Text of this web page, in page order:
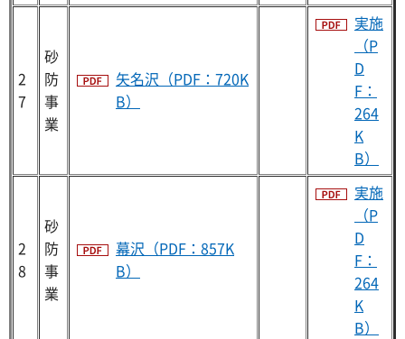
2
7
砂
防
事
業
矢名沢（PDF：720K
B）
実施
（P
D
F：
264
K
B）
2
8
砂
防
事
業
幕沢（PDF：857K
B）
実施
（P
D
F：
264
K
B）